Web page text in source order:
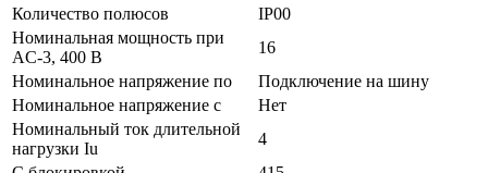
Количество полюсов
IP00
Номинальная мощность при
AC-3, 400 В
16
Номинальное напряжение по
Подключение на шину
Номинальное напряжение с
Нет
Номинальный ток длительной
нагрузки Iu
4